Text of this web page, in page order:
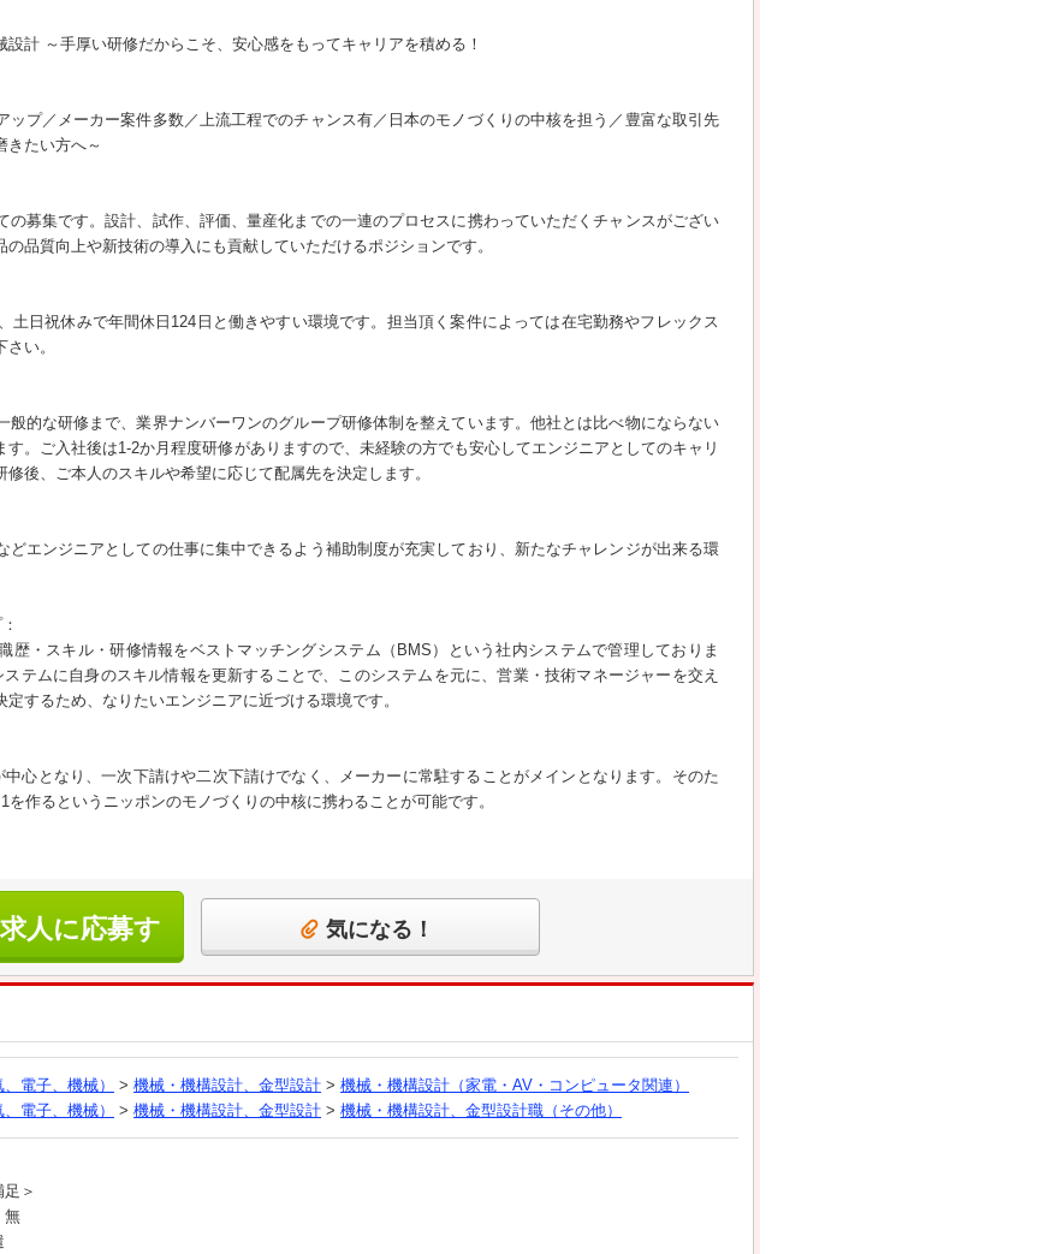
設計 ～手厚い研修だからこそ、安心感をもってキャリアを積める！
ップ／メーカー案件多数／上流工程でのチャンス有／日本のモノづくりの中核を担う／豊富な取引先
きたい方へ～
の募集です。設計、試作、評価、量産化までの一連のプロセスに携わっていただくチャンスがござい
品質向上や新技術の導入にも貢献していただけるポジションです。
土日祝休みで年間休日124日と働きやすい環境です。担当頂く案件によっては在宅勤務やフレックス
い。
般的な研修まで、業界ナンバーワンのグループ研修体制を整えています。他社とは比べ物にならない
す。ご入社後は1-2か月程度研修がありますので、未経験の方でも安心してエンジニアとしてのキャリ
後、ご本人のスキルや希望に応じて配属先を決定します。
どエンジニアとしての仕事に集中できるよう補助制度が充実しており、新たなチャレンジが出来る環
歴・スキル・研修情報をベストマッチングシステム（BMS）という社内システムで管理しておりま
テムに自身のスキル情報を更新することで、このシステムを元に、営業・技術マネージャーを交え
するため、なりたいエンジニアに近づける環境です。
心となり、一次下請けや二次下請けでなく、メーカーに常駐することがメインとなります。そのた
作るというニッポンのモノづくりの中核に携わることが可能です。
人に応募す
る
気になる！
電子、機械） > 機械・機構設計、金型設計 > 機械・機構設計（家電・AV・コンピュータ関連）
電子、機械）
> 機械・機構設計、金型設計 > 機械・機構設計、金型設計職（その他）
＞
無